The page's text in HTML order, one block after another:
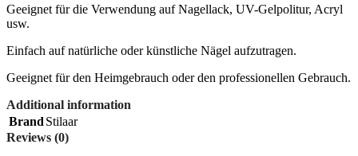
Geeignet für die Verwendung auf Nagellack, UV-Gelpolitur, Acryl
usw.
Einfach auf natürliche oder künstliche Nägel aufzutragen.
Geeignet für den Heimgebrauch oder den professionellen Gebrauch.
Additional information
Brand Stilaar
Reviews (0)